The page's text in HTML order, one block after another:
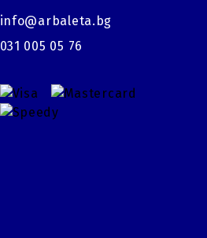
info@arbaleta.bg
031 005 05 76